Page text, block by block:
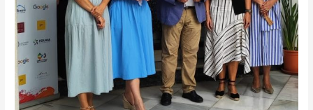
las
dos
jornadas
del
curso
de
verano